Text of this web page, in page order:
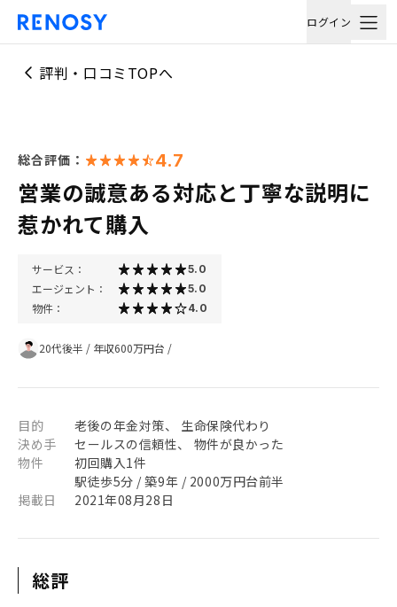
ログイン
評判・口コミTOPへ
総合評価： 4.7
営業の誠意ある対応と丁寧な説明に
惹かれて購入
サービス： 5.0
エージェント： 5.0
物件： 4.0
20代後半 / 年収600万円台 /
目的
老後の年金対策、 生命保険代わり
決め手
セールスの信頼性、 物件が良かった
物件
初回購入1件
駅徒歩5分 / 築9年 / 2000万円台前半
掲載日
2021年08月28日
総評